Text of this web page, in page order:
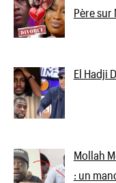
Père sur
El Hadji
Mollah
: un